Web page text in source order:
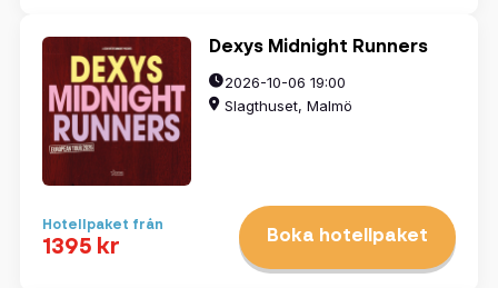
Dexys Midnight Runners
2026-10-06 19:00
Slagthuset, Malmö
Hotellpaket från
1395 kr Boka hotellpaket